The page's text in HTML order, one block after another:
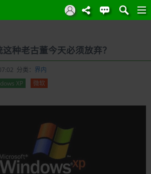
种老古董今天必须放弃？
分类： 界内
XP 微软